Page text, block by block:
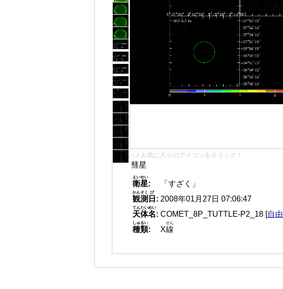
👈 お気に入りのアイコンをクリック！
彗星
衛星
えいせい
:
「すざく」
観測
かんそく
日
び
: 2008年01月27日 07:06:47
天体名
てんたいめい
: COMET_8P_TUTTLE-P2_18 [自
種類
しゅるい
: X線
せん